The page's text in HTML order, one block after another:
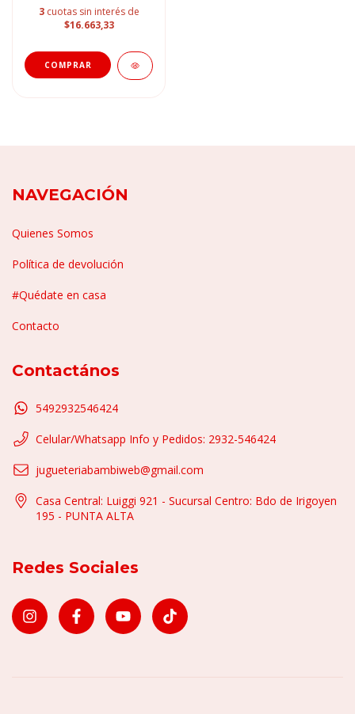
3 cuotas sin interés de
$16.663,33
NAVEGACIÓN
Quienes Somos
Política de devolución
#Quédate en casa
Contacto
Contactános
5492932546424
Celular/Whatsapp Info y Pedidos: 2932-546424
jugueteriabambiweb@gmail.com
Casa Central: Luiggi 921 - Sucursal Centro: Bdo de Irigoyen
195 - PUNTA ALTA
Redes Sociales